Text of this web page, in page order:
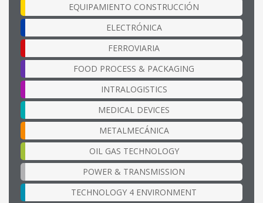
EQUIPAMIENTO CONSTRUCCIÓN
ELECTRÓNICA
FERROVIARIA
FOOD PROCESS & PACKAGING
INTRALOGISTICS
MEDICAL DEVICES
METALMECÁNICA
OIL GAS TECHNOLOGY
POWER & TRANSMISSION
TECHNOLOGY 4 ENVIRONMENT